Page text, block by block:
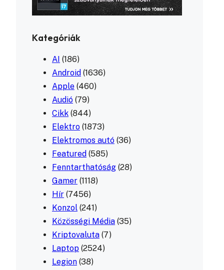
Kategóriák
AI (186)
Android (1636)
Apple (460)
Audió (79)
Cikk (844)
Elektro (1873)
Elektromos autó (36)
Featured (585)
Fenntarthatóság (28)
Gamer (1118)
Hír (7456)
Konzol (241)
Közösségi Média (35)
Kriptovaluta (7)
Laptop (2524)
Legion (38)